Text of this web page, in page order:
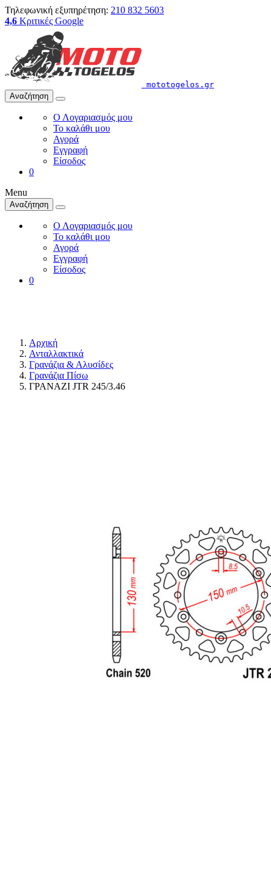
Τηλεφωνική εξυπηρέτηση: 210 832 5603
4,6 Κριτικές Google
mototogelos.gr
Αναζήτηση
Ο Λογαριασμός μου
Το καλάθι μου
Αγορά
Εγγραφή
Είσοδος
0
Menu
Αναζήτηση
Ο Λογαριασμός μου
Το καλάθι μου
Αγορά
Εγγραφή
Είσοδος
0
Αρχική
Ανταλλακτικά
Γρανάζια & Αλυσίδες
Γρανάζια Πίσω
ΓΡΑΝΑΖΙ JTR 245/3.46